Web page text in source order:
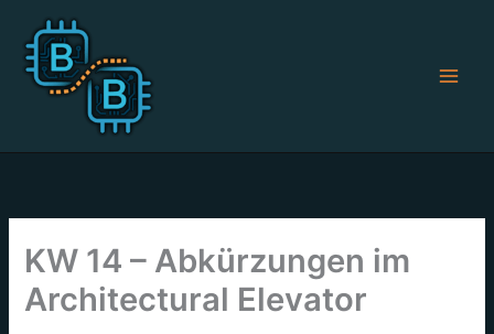
Inhalt
springen
KW 14 – Abkürzungen im
Architectural Elevator